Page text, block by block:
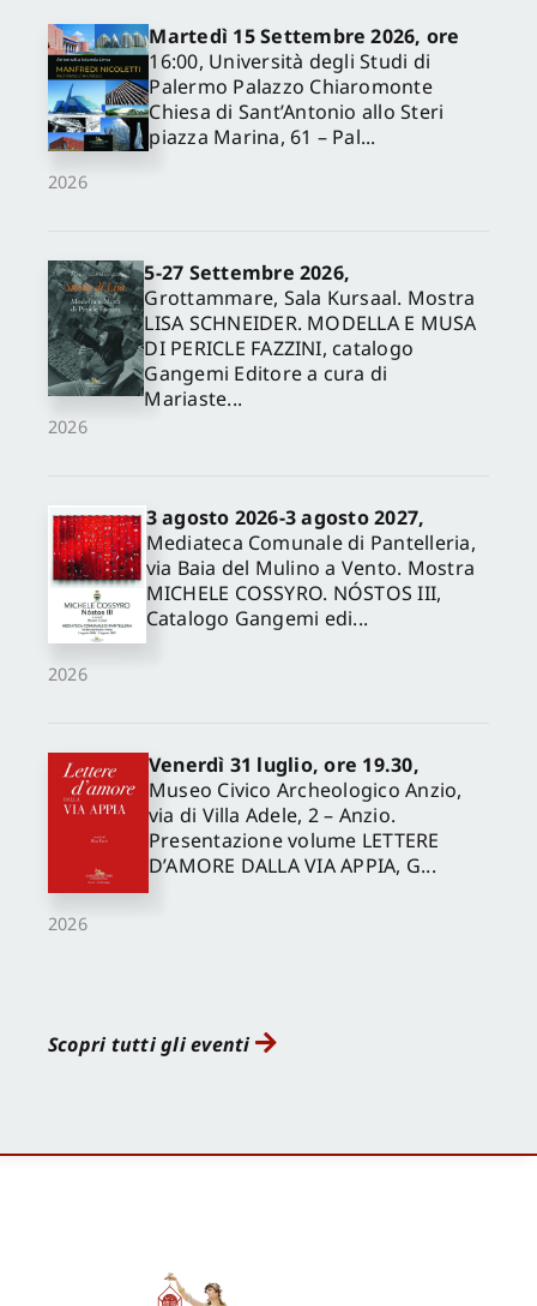
2026
Martedì 15 Settembre 2026, ore
16:00, Università degli Studi di
Palermo Palazzo Chiaromonte
Chiesa di Sant’Antonio allo Steri
piazza Marina, 61 – Pal...
2026
5-27 Settembre 2026,
Grottammare, Sala Kursaal. Mostra
LISA SCHNEIDER. MODELLA E MUSA
DI PERICLE FAZZINI, catalogo
Gangemi Editore a cura di
Mariaste...
2026
3 agosto 2026-3 agosto 2027,
Mediateca Comunale di Pantelleria,
via Baia del Mulino a Vento. Mostra
MICHELE COSSYRO. NÓSTOS III,
Catalogo Gangemi edi...
2026
Venerdì 31 luglio, ore 19.30,
Museo Civico Archeologico Anzio,
via di Villa Adele, 2 – Anzio.
Presentazione volume LETTERE
D’AMORE DALLA VIA APPIA, G...
Scopri tutti gli eventi